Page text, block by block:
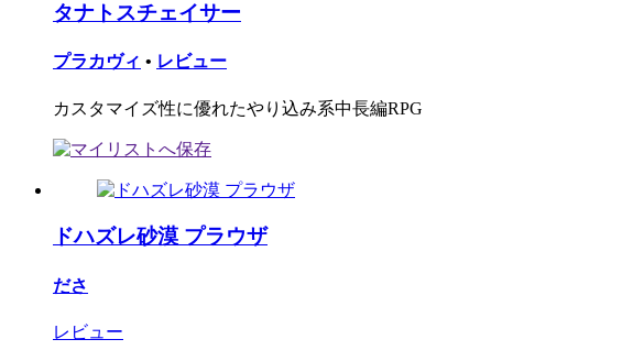
タナトスチェイサー
プラカヴィ • レビュー
カスタマイズ性に優れたやり込み系中長編RPG
ドハズレ砂漠 プラウザ
ださ
レビュー